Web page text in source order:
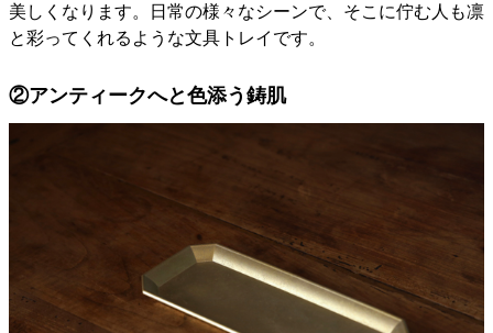
美しくなります。日常の様々なシーンで、そこに佇む人も凛
と彩ってくれるような文具トレイです。
②アンティークへと色添う鋳肌